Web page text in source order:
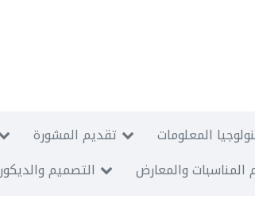
تقديم المشورة
المعلومات
التصميم والديكور المناسبات والمعارض